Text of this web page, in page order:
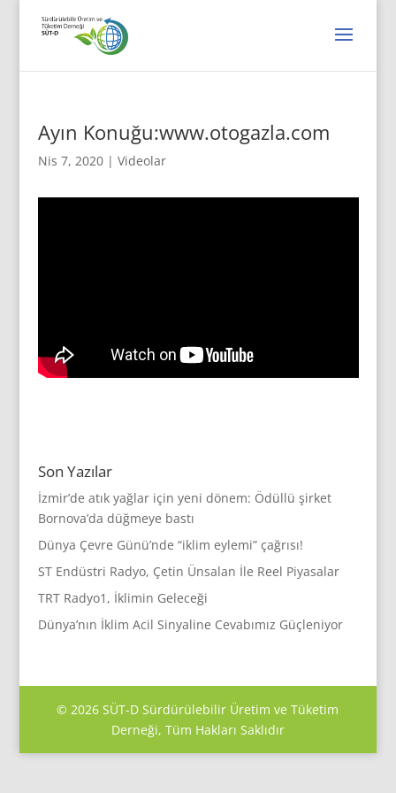
Ayın Konuğu:www.otogazla.com
Nis 7, 2020| Videolar
Son Yazılar
İzmir’de atık yağlar için yeni dönem: Ödüllü şirket
Bornova’da düğmeye bastı
Dünya Çevre Günü’nde “iklim eylemi” çağrısı!
ST Endüstri Radyo, Çetin Ünsalan İle Reel Piyasalar
TRT Radyo1, İklimin Geleceği
Dünya’nın İklim Acil Sinyaline Cevabımız Güçleniyor
©2026 SÜT-D Sürdürülebilir Üretim ve Tüketim
Derneği, Tüm Hakları Saklıdır